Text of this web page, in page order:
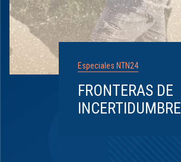
Especiales NTN24
FRONTERAS DE
INCERTIDUMBRE